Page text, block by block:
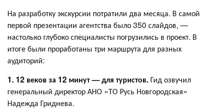
На разработку экскурсии потратили два месяца. В самой
первой презентации агентства было 350 слайдов, —
настолько глубоко специалисты погрузились в проект. В
итоге были проработаны три маршрута для разных
аудиторий:
1. 12 веков за 12 минут — для туристов. Гид озвучил
генеральный директор АНО «ТО Русь Новгородская»
Надежда Гриднева.